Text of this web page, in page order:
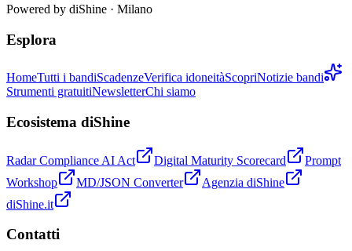
Powered by diShine · Milano
Esplora
HomeTutti i bandiScadenzeVerifica idoneitàScopriNotizie bandi
Strumenti gratuitiNewsletterChi siamo
Ecosistema diShine
Radar Compliance AI Act Digital Maturity Scorecard
Prompt
Workshop
MD/JSON Converter
Agenzia diShine
diShine.it
Contatti